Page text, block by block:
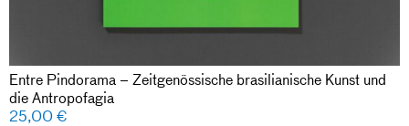
Entre Pindorama – Zeitgenössische brasilianische Kunst und
die Antropofagia
25,00€